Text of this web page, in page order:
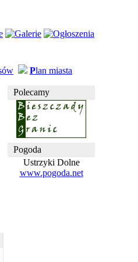
Plan miasta
Polecamy
Pogoda
Ustrzyki Dolne
www.pogoda.net